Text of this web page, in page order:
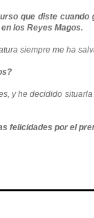
que diste
los Reyes Magos.
siempre me ha
y he decidido
felicidades por el